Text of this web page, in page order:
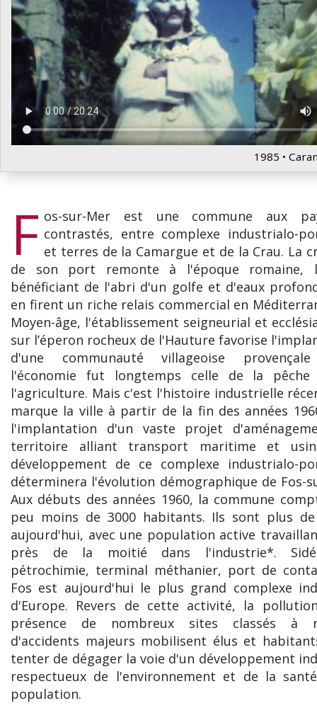
1985 •
F os-sur-Mer est une commune aux
contrastés, entre complexe industrialo-
et terres de la Camargue et de la Crau. La
de son port remonte à l'époque romaine,
bénéficiant de l'abri d'un golfe et d'eaux
en firent un riche relais commercial en
Moyen-âge, l'établissement seigneurial et
sur l’éperon rocheux de l'Hauture favorise
d'une communauté villageoise
l'économie fut longtemps celle de la
l'agriculture. Mais c'est l'histoire industrielle
marque la ville à partir de la fin des années
l'implantation d'un vaste projet
territoire alliant transport maritime et
développement de ce complexe industrialo-
déterminera l'évolution démographique de Fos-
Aux débuts des années 1960, la commune
peu moins de 3000 habitants. Ils sont plus de
aujourd'hui, avec une population active
près de la moitié dans l'industrie*.
pétrochimie, terminal méthanier, port de
Fos est aujourd'hui le plus grand complexe
d'Europe. Revers de cette activité, la
présence de nombreux sites classés à
d'accidents majeurs mobilisent élus et
tenter de dégager la voie d'un développement
respectueux de l'environnement et de la
population.